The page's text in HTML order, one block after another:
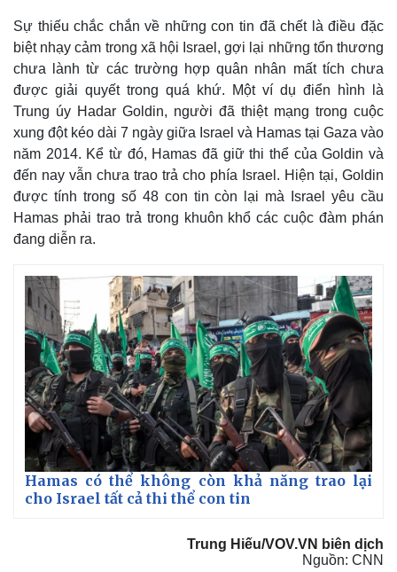
Thế giới
Quan sát
Cuộc sống đó đây
Hồ sơ
Multimedia
Video
Ảnh
E-Magazine
Infographic
Sự thiếu chắc chắn về những con tin đã chết là điều đặc
biệt nhạy cảm trong xã hội Israel, gợi lại những tổn thương
chưa lành từ các trường hợp quân nhân mất tích chưa
được giải quyết trong quá khứ. Một ví dụ điển hình là
Trung úy Hadar Goldin, người đã thiệt mạng trong cuộc
xung đột kéo dài 7 ngày giữa Israel và Hamas tại Gaza vào
năm 2014. Kể từ đó, Hamas đã giữ thi thể của Goldin và
đến nay vẫn chưa trao trả cho phía Israel. Hiện tại, Goldin
được tính trong số 48 con tin còn lại mà Israel yêu cầu
Hamas phải trao trả trong khuôn khổ các cuộc đàm phán
đang diễn ra.
Hamas có thể không còn khả năng trao lại
cho Israel tất cả thi thể con tin
Trung Hiếu/VOV.VN biên dịch
Nguồn: CNN